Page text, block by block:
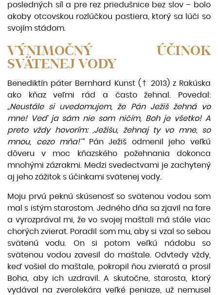
posledných síl a pre rez priedušnice bez slov – bolo
akoby otcovskou rozlúčkou pastiera, ktorý sa lúči so
svojím stádom.
VÝNIMOČNÝ ÚČINOK
SVÄTENEJ VODY
Benediktín páter Bernhard Kunst († 2013) z Rakúska
ako kňaz veľmi rád a často žehnal. Povedal:
„Neustále si uvedomujem, že Pán Ježiš žehná vo
mne! Veď ja sám nie som ničím, Boh je všetko! A
preto vždy hovorím: ,Ježišu, žehnaj ty vo mne, so
mnou, cezo mňa!‘“Pán Ježiš odmenil jeho veľkú
dôveru v moc kňazského požehnania dokonca
mnohými zázrakmi. Medzi svedectvami je zachytený
aj jeho zážitok s účinkami svätenej vody.
Moju prvú peknú skúsenosť so svätenou vodou som
mal s istým starostom. Jedného dňa sa zjavil na fare
a vyrozprával mi, že vo svojej maštali má stále viac
chorých zvierat. Poradil som mu, aby si vzal so sebou
svätenú vodu. On si potom veľkú nádobu so
svätenou vodou zavesil do maštale. Od­vtedy vždy,
keď vošiel do maštale, pokropil ňou zvieratá a prosil
Boha, aby ich uzdravil. A skutočne, starosta, ktorý
vydával na zverolekára veľké peniaze, už nemusel